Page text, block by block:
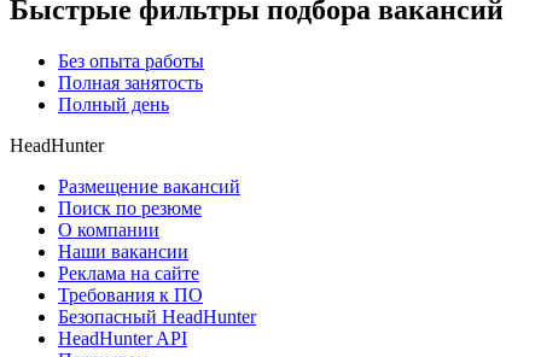
Быстрые фильтры подбора вакансий
Без опыта работы
Полная занятость
Полный день
HeadHunter
Размещение вакансий
Поиск по резюме
О компании
Наши вакансии
Реклама на сайте
Требования к ПО
Безопасный HeadHunter
HeadHunter API